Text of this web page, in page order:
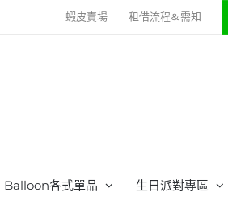
蝦皮賣場 租借流程&需知
Balloon各式單品 生日派對專區